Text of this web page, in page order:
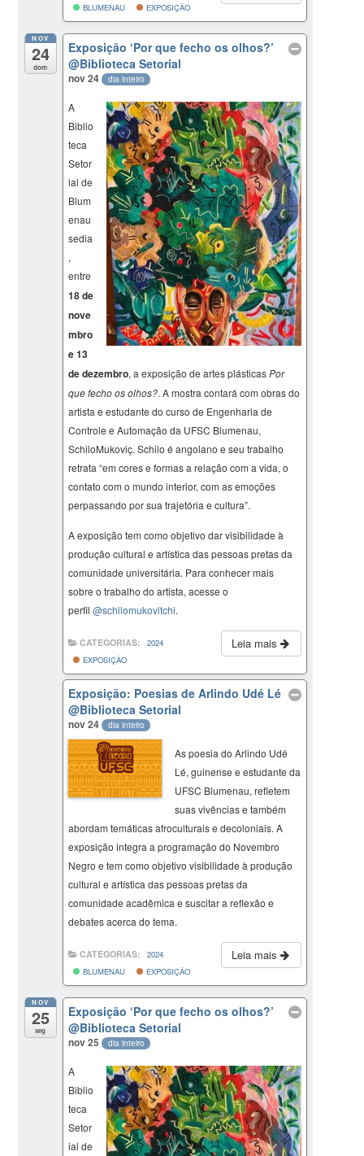
BLUMENAU
EXPOSIÇÃO
NOV
24
dom
Exposição ‘Por que fecho os olhos?’
@Biblioteca Setorial
nov 24 dia inteiro
A
Biblio
teca
Setor
ial de
Blum
enau
sedia
,
entre
18 de
nove
mbro
e 13
de dezembro, a exposição de artes plásticasPor
que fecho os olhos?. A mostra contará com obras do
artista e estudante do curso de Engenharia de
Controle e Automação da UFSC Blumenau,
SchiloMukoviç. Schilo é angolano e seu trabalho
retrata “em cores e formas a relação com a vida, o
contato com o mundo interior, com as emoções
perpassando por sua trajetória e cultura”.
A exposição tem como objetivo dar visibilidade à
produção cultural e artística das pessoas pretas da
comunidade universitária. Para conhecer mais
sobre o trabalho do artista, acesse o
perfil@schilomukovitchi.
Leia mais
CATEGORIAS:
2024
EXPOSIÇÃO
Exposição: Poesias de Arlindo Udé Lé
@Biblioteca Setorial
nov 24 dia inteiro
As poesia do Arlindo Udé
Lé, guinense e estudante da
UFSC Blumenau, refletem
suas vivências e também
abordam temáticas afroculturais e decoloniais. A
exposição integra a programação do Novembro
Negro e tem como objetivo visibilidade à produção
cultural e artística das pessoas pretas da
comunidade acadêmica e suscitar a reflexão e
debates acerca do tema.
Leia mais
CATEGORIAS:
2024
BLUMENAU
EXPOSIÇÃO
NOV
25
seg
Exposição ‘Por que fecho os olhos?’
@Biblioteca Setorial
nov 25 dia inteiro
A
Biblio
teca
Setor
ial de